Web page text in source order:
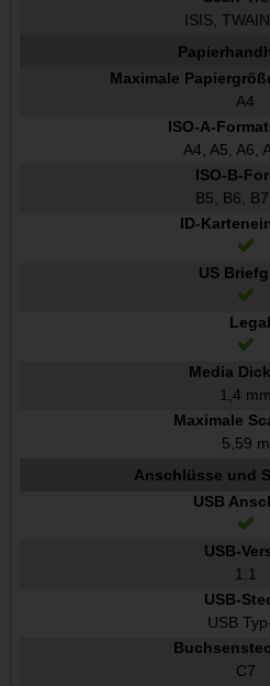
ISIS,
Maximale
A4
ISO-A-
A4, A5, A6,
ISO-B-
B5, B6,
ID-
US
Media
1,4 mm
Maximale
5,59 m
Anschlüsse und
USB
USB-
1.1
USB-
USB
C7